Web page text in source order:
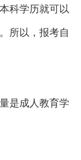
科学历就可以
所以，报考自
是成人教育学